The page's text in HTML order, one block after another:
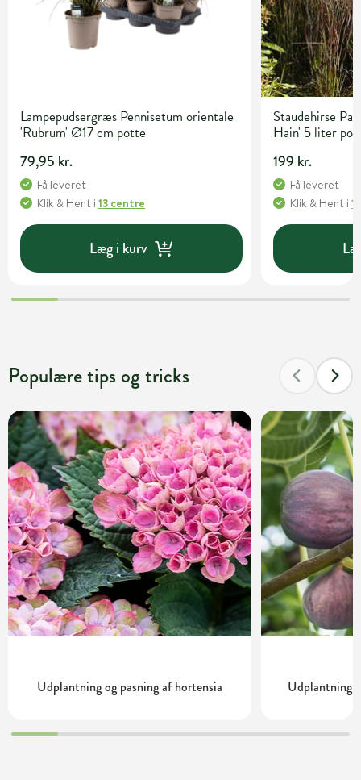
Lampepudsergræs Pennisetum orientale
'Rubrum' Ø17 cm potte
79,95 kr.
Få leveret
Klik & Hent i 13 centre
Læg i kurv
Staudehirse
Hain' 5 liter
199 kr.
Få leveret
Klik & Hent i
Populære tips og tricks
Udplantning og pasning af hortensia Udplantning